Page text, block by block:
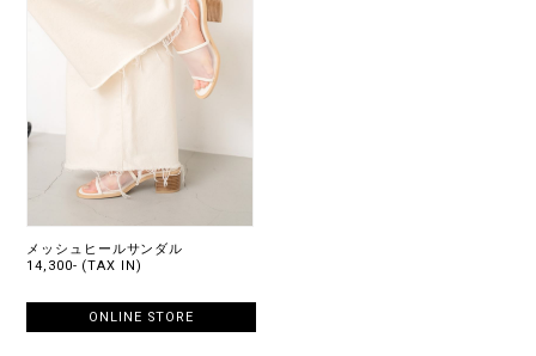
メッシュヒールサンダル
14,300- (TAX IN)
ONLINE STORE